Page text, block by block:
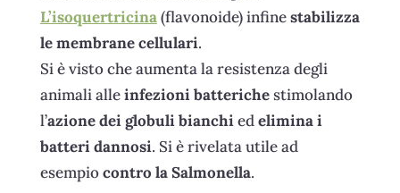
L’isoquertricina(flavonoide) infinestabilizza
le membrane cellulari.
Si è visto che aumenta la resistenza degli
animali alleinfezioni batterichestimolando
l’azione dei globuli bianchiedelimina i
batteri dannosi. Si è rivelata utile ad
esempiocontro la Salmonella.